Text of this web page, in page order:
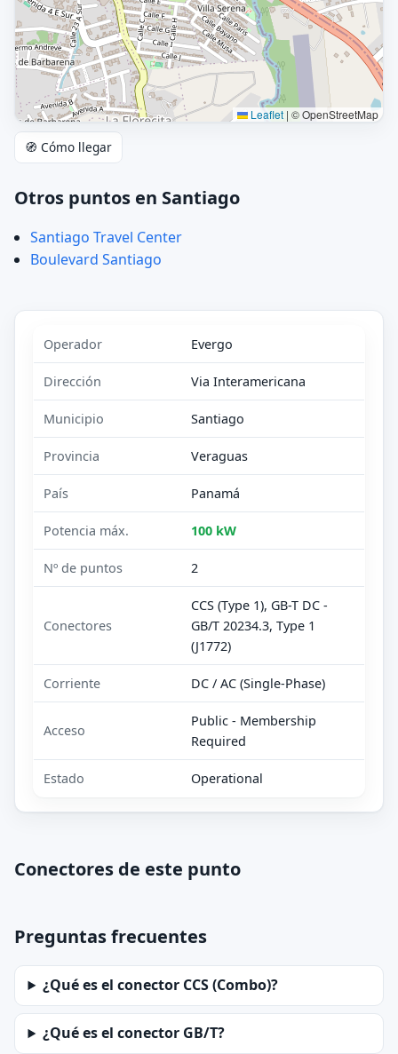
Leaflet | © OpenStreetMap
🧭 Cómo llegar
Otros puntos en Santiago
Santiago Travel Center
Boulevard Santiago
Operador Evergo
Dirección Via Interamericana
Municipio Santiago
Provincia Veraguas
País Panamá
Potencia máx. 100 kW
Nº de puntos 2
Conectores
CCS (Type 1), GB-T DC -
GB/T 20234.3, Type 1
(J1772)
Corriente DC / AC (Single-Phase)
Acceso
Public - Membership
Required
Estado Operational
Conectores de este punto
Preguntas frecuentes
¿Qué es el conector CCS (Combo)?
¿Qué es el conector GB/T?